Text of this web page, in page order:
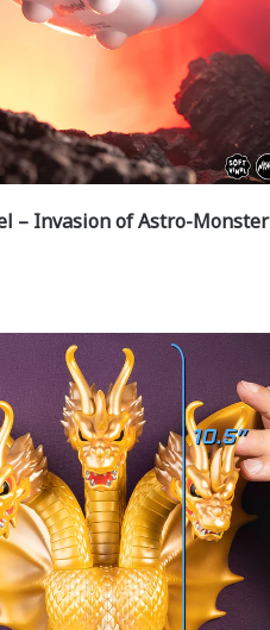
– Invasion of Astro-Monster